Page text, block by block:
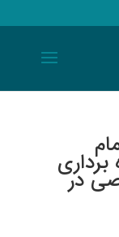
برداری
در